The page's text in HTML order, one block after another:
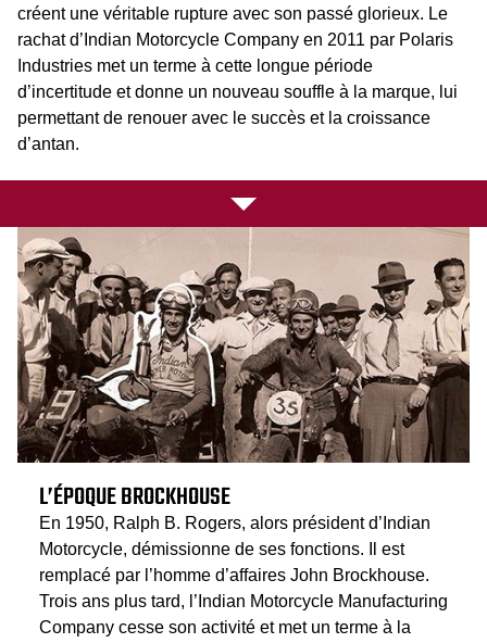
créent une véritable rupture avec son passé glorieux. Le
rachat d’Indian Motorcycle Company en 2011 par Polaris
Industries met un terme à cette longue période
d’incertitude et donne un nouveau souffle à la marque, lui
permettant de renouer avec le succès et la croissance
d’antan.
L’ÉPOQUE BROCKHOUSE
En 1950, Ralph B. Rogers, alors président d’Indian
Motorcycle, démissionne de ses fonctions. Il est
remplacé par l’homme d’affaires John Brockhouse.
Trois ans plus tard, l’Indian Motorcycle Manufacturing
Company cesse son activité et met un terme à la